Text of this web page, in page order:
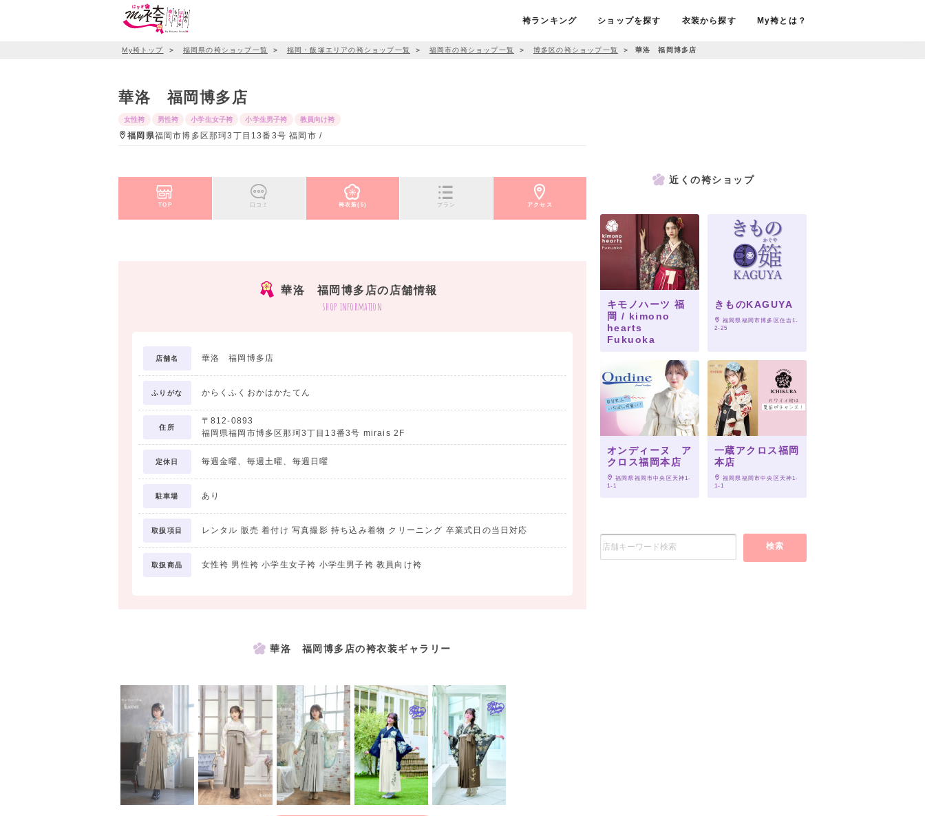
袴ランキング ショップを探す 衣装から探す My袴とは？
My袴トップ ＞ 福岡県の袴ショップ一覧 ＞ 福岡・飯塚エリアの袴ショップ一覧 ＞ 福岡市の袴ショップ一覧 ＞ 博多区の袴ショップ一覧 ＞ 華洛 福岡博多店
華洛 福岡博多店
女性袴 男性袴 小学生女子袴 小学生男子袴 教員向け袴
福岡県福岡市博多区那珂3丁目13番3号 福岡市 /
TOP 口コミ 袴衣装(5) プラン アクセス
華洛 福岡博多店の店舗情報
shop information
店舗名 華洛 福岡博多店
ふりがな からくふくおかはかたてん
住所
〒812-0893
福岡県福岡市博多区那珂3丁目13番3号 mirais 2F
定休日 毎週金曜、毎週土曜、毎週日曜
駐車場 あり
取扱項目 レンタル 販売 着付け 写真撮影 持ち込み着物 クリーニング 卒業式日の当日対応
取扱商品 女性袴 男性袴 小学生女子袴 小学生男子袴 教員向け袴
華洛 福岡博多店の袴衣装ギャラリー
近くの袴ショップ
キモノハーツ 福
岡 / kimono
hearts
Fukuoka
きものKAGUYA
福岡県福岡市博多区住吉1-
2-25
オンディーヌ ア
クロス福岡本店
福岡県福岡市中央区天神1-
1-1
一蔵アクロス福岡
本店
福岡県福岡市中央区天神1-
1-1
検索